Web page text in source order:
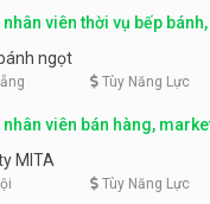
nhân viên thời vụ bếp
ngọt
Tùy Năng Lực
nhân viên bán hàng,
fulltime
MITA
Tùy Năng Lực